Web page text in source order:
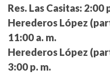
Res. Las Casitas: 2:00
Herederos López
11:00 a. m.
Herederos López
3:00 p. m.